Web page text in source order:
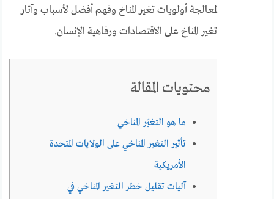
لمعالجة أولويات تغير المناخ وفهم أفضل لأسباب وآثار
تغير المناخ على الاقتصادات ورفاهية الإنسان.
محتويات المقالة
ما هو التغيّر المناخي
تأثير التغير المناخي على الولايات المتحدة
الأمريكية
آليات تقليل خطر التغير المناخي في